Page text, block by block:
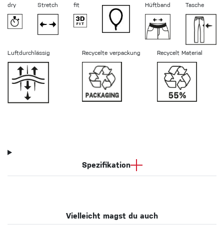
dry
Stretch
fit
Hüftband
Tasche
Luftdurchlässig Recycelte verpackung Recycelt Material
Spezifikation
Vielleicht magst du auch